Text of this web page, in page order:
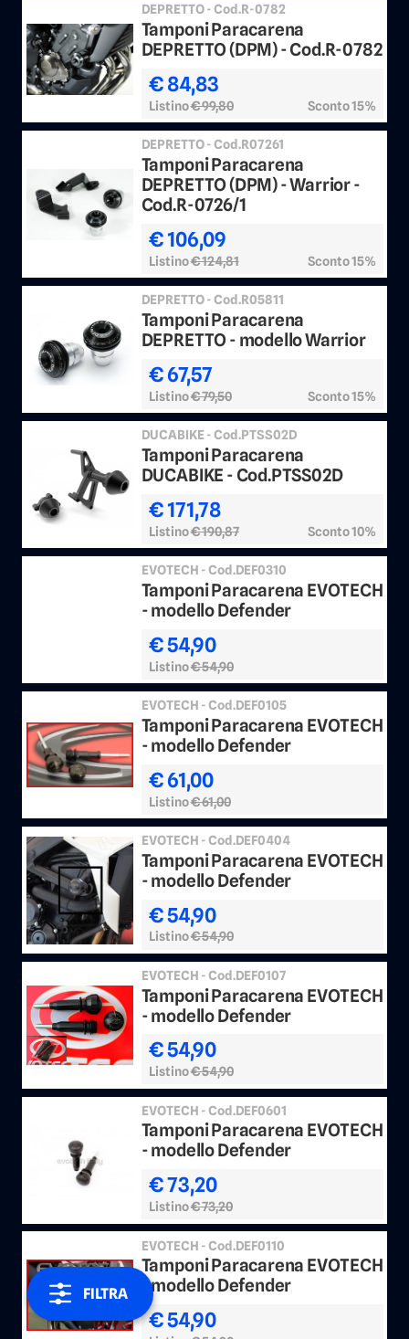
FILTRA
DEPRETTO - Cod.R-0782
Tamponi Paracarena
DEPRETTO (DPM) - Cod.R-0782
€ 84,83
Listino€ 99,80 Sconto 15%
DEPRETTO - Cod.R07261
Tamponi Paracarena
DEPRETTO (DPM) - Warrior -
Cod.R-0726/1
€ 106,09
Listino€ 124,81 Sconto 15%
DEPRETTO - Cod.R05811
Tamponi Paracarena
DEPRETTO - modello Warrior
€ 67,57
Listino€ 79,50 Sconto 15%
DUCABIKE - Cod.PTSS02D
Tamponi Paracarena
DUCABIKE - Cod.PTSS02D
€ 171,78
Listino€ 190,87 Sconto 10%
EVOTECH - Cod.DEF0310
Tamponi Paracarena EVOTECH
- modello Defender
€ 54,90
Listino€ 54,90
EVOTECH - Cod.DEF0105
Tamponi Paracarena EVOTECH
- modello Defender
€ 61,00
Listino€ 61,00
EVOTECH - Cod.DEF0404
Tamponi Paracarena EVOTECH
- modello Defender
€ 54,90
Listino€ 54,90
EVOTECH - Cod.DEF0107
Tamponi Paracarena EVOTECH
- modello Defender
€ 54,90
Listino€ 54,90
EVOTECH - Cod.DEF0601
Tamponi Paracarena EVOTECH
- modello Defender
€ 73,20
Listino€ 73,20
EVOTECH - Cod.DEF0110
Tamponi Paracarena EVOTECH
- modello Defender
€ 54,90